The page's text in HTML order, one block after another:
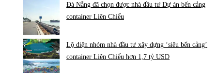
Đà Nẵng đã chọn được nhà đầu tư Dự án bến cảng
container Liên Chiểu
Lộ diện nhóm nhà đầu tư xây dựng ‘siêu bến cảng’
container Liên Chiểu hơn 1,7 tỷ USD